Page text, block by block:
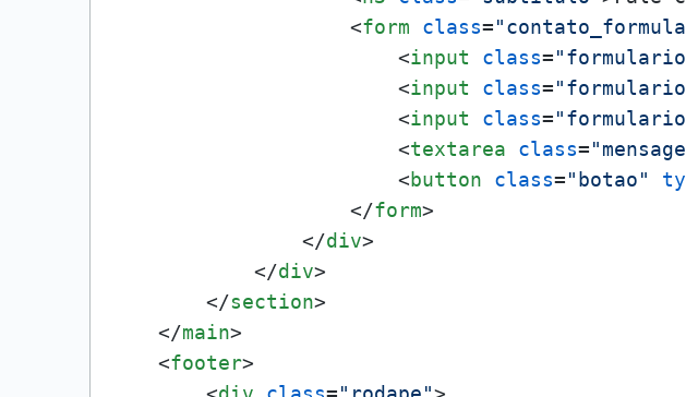
<form class=
<input class=
<input class=
<input class=
<textarea class=
<button class="botao"
</form>
</div>
</div>
</section>
</main>
<footer>